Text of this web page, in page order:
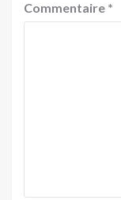
Commentaire *